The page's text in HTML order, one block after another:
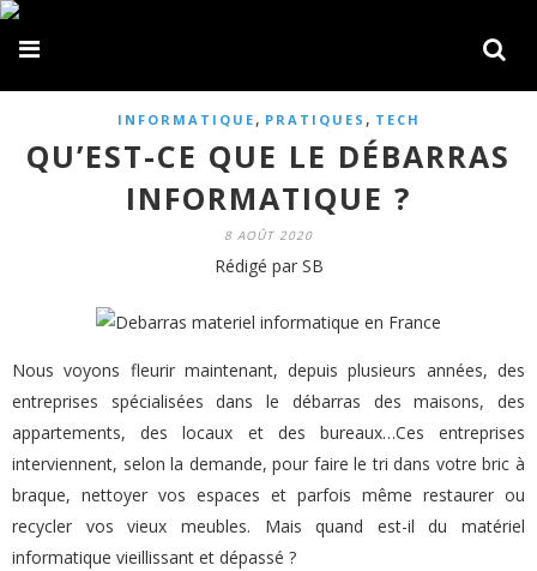
INFORMATIQUE , PRATIQUES , TECH
QU’EST-CE QUE LE DÉBARRAS
INFORMATIQUE ?
8 AOÛT 2020
Rédigé par SB
Nous voyons fleurir maintenant, depuis plusieurs années, des
entreprises spécialisées dans le débarras des maisons, des
appartements, des locaux et des bureaux…Ces entreprises
interviennent, selon la demande, pour faire le tri dans votre bric à
braque, nettoyer vos espaces et parfois même restaurer ou
recycler vos vieux meubles. Mais quand est-il du matériel
informatique vieillissant et dépassé ?